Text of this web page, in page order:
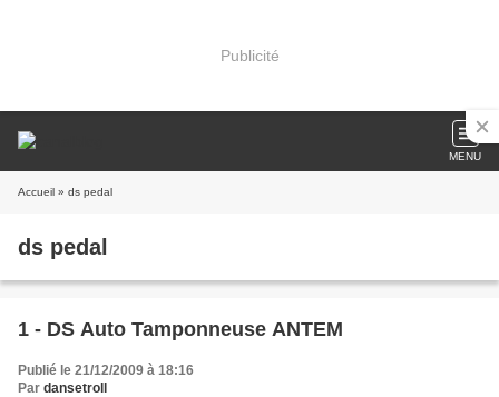
Publicité
MENU
Accueil » ds pedal
ds pedal
1 - DS Auto Tamponneuse ANTEM
Publié le 21/12/2009 à 18:16
Par dansetroll